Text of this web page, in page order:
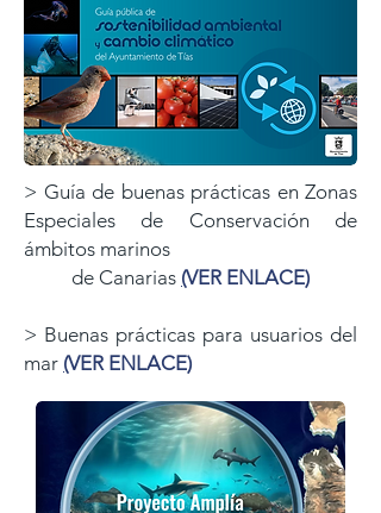
> Guía de buenas prácticas en Zonas
Especiales de Conservación de
ámbitos marinos
de Canarias (VER ENLACE)
> Buenas prácticas para usuarios del
mar (VER ENLACE)